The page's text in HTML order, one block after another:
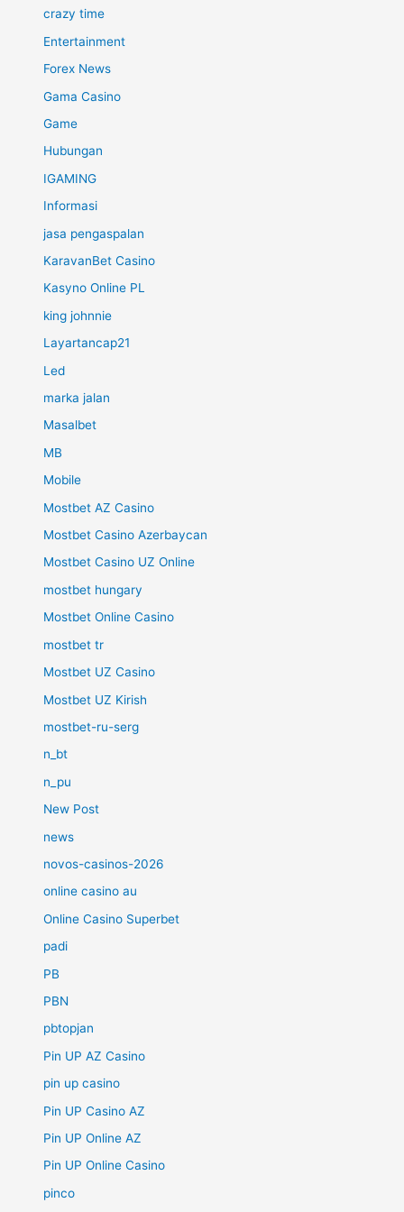
crazy time
Entertainment
Forex News
Gama Casino
Game
Hubungan
IGAMING
Informasi
jasa pengaspalan
KaravanBet Casino
Kasyno Online PL
king johnnie
Layartancap21
Led
marka jalan
Masalbet
MB
Mobile
Mostbet AZ Casino
Mostbet Casino Azerbaycan
Mostbet Casino UZ Online
mostbet hungary
Mostbet Online Casino
mostbet tr
Mostbet UZ Casino
Mostbet UZ Kirish
mostbet-ru-serg
n_bt
n_pu
New Post
news
novos-casinos-2026
online casino au
Online Casino Superbet
padi
PB
PBN
pbtopjan
Pin UP AZ Casino
pin up casino
Pin UP Casino AZ
Pin UP Online AZ
Pin UP Online Casino
pinco